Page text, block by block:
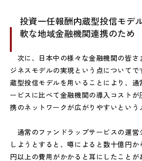
投資一任報酬内蔵型投信モデ
軟な地域金融機関連携のため
次に、日本中の様々な金融機関の皆さ
ジネスモデルの実現という点についてで
蔵型投信モデルを用いることにより、通
ービスに比べて金融機関の導入コスト
携のネットワークが広がりやすいという
通常のファンドラップサービスの運営
しようとすると、噂によると数十億円
円以上の費用がかかると耳にしたことが